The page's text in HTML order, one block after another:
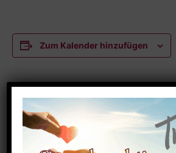
Zum Kalender hinzufügen
DETAILS
Datum:
Mai 13, 2025